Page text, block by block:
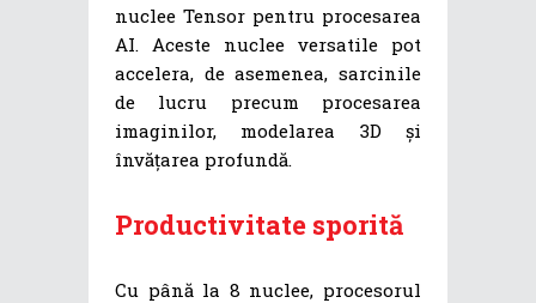
nuclee Tensor pentru procesarea
AI. Aceste nuclee versatile pot
accelera, de asemenea, sarcinile
de lucru precum procesarea
imaginilor, modelarea 3D și
învățarea profundă.
Productivitate sporită
Cu până la 8 nuclee, procesorul